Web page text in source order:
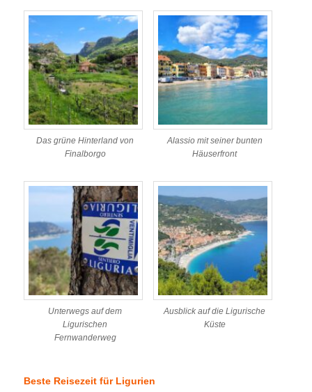
Das grüne Hinterland von
Finalborgo
Alassio mit seiner bunten
Häuserfront
Unterwegs auf dem
Ligurischen
Fernwanderweg
Ausblick auf die Ligurische
Küste
Beste Reisezeit für Ligurien